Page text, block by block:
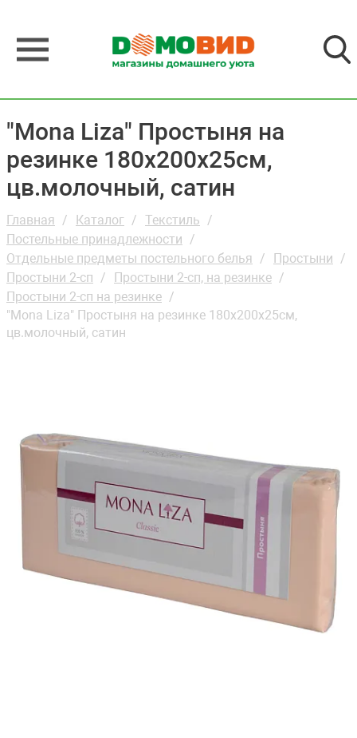
"Mona Liza" Простыня на
резинке 180х200х25см,
цв.молочный, сатин
Главная Каталог
Текстиль
Постельные принадлежности
Отдельные предметы постельного белья
Простыни
Простыни 2-сп
Простыни 2-сп, на резинке
Простыни 2-сп на резинке
"Mona Liza" Простыня на резинке 180х200х25см,
цв.молочный, сатин